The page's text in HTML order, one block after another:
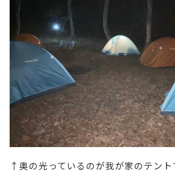
↑奥の光っているのが我が家のテント